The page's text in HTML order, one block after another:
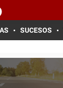
SUCESOS